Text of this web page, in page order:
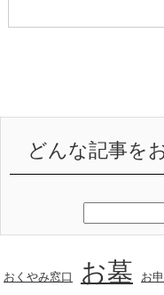
どんな記事を
おくやみ窓口 お墓 お